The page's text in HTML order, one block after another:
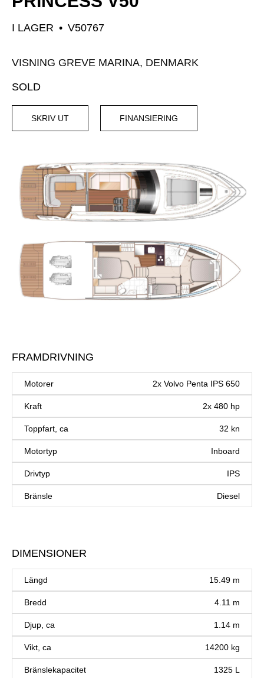
I LAGER • V50767
VISNING GREVE MARINA, DENMARK
SOLD
SKRIV UT FINANSIERING
FRAMDRIVNING
Motorer 2x Volvo Penta IPS 650
Kraft 2x 480 hp
Toppfart, ca 32 kn
Motortyp Inboard
Drivtyp IPS
Bränsle Diesel
DIMENSIONER
Längd 15.49 m
Bredd 4.11 m
Djup, ca 1.14 m
Vikt, ca 14200 kg
Bränslekapacitet 1325 L